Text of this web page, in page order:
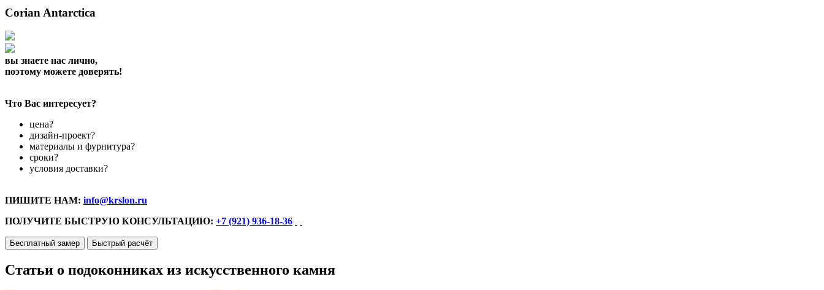
Corian Antarctica
вы знаете нас лично,
поэтому можете доверять!
Что Вас интересует?
цена?
дизайн-проект?
материалы и фурнитура?
сроки?
условия доставки?
ПИШИТЕ НАМ: info@krslon.ru
ПОЛУЧИТЕ БЫСТРУЮ КОНСУЛЬТАЦИЮ: +7 (921) 936-18-36
Бесплатный замер Быстрый расчёт
Статьи о подоконниках из искусственного камня